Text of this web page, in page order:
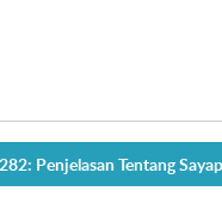
Penjelasan Tentang